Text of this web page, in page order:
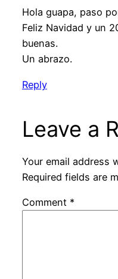
Hola guapa, paso
Feliz Navidad y un
buenas.
Un abrazo.
Reply
Leave a
Your email address
Required fields are
Comment *